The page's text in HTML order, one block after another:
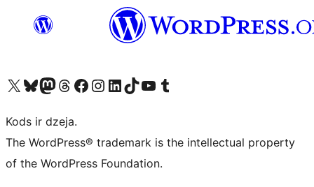
Apmeklējiet mūsu X (agrāk Twitter) kontu
Apmeklējiet mūsu Bluesky kontu
Apmeklējiet mūsu Mastodon kontu
Apmeklējiet mūsu Threads kontu
Apmeklējiet mūsu Facebook lapuApmeklējiet mūsu Instagram kontu
Apmeklējiet mūsu LinkedIn kontu
Apmeklējiet mūsu TikTok kontu
Apmeklējiet mūsu YouTube kanālu
Apmeklējiet mūsu Tumblr kontu
Kods ir dzeja.
The WordPress® trademark is the intellectual property
of the WordPress Foundation.